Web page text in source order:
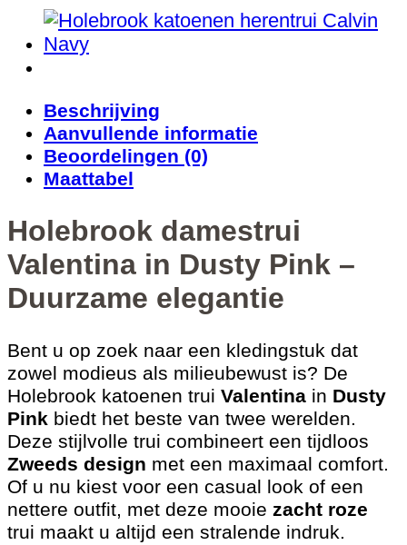
Beschrijving
Aanvullende informatie
Beoordelingen (0)
Maattabel
Holebrook damestrui
Valentina in Dusty Pink –
Duurzame elegantie
Bent u op zoek naar een kledingstuk dat
zowel modieus als milieubewust is? De
Holebrook katoenen trui Valentina in Dusty
Pink biedt het beste van twee werelden.
Deze stijlvolle trui combineert een tijdloos
Zweeds design met een maximaal comfort.
Of u nu kiest voor een casual look of een
nettere outfit, met deze mooie zacht roze
trui maakt u altijd een stralende indruk.